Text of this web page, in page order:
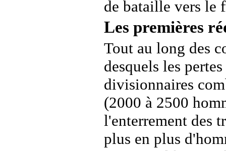
de bataille vers le
Les premières
Tout au long des
desquels les
divisionnaires
(2000 à 2500
l'enterrement des
plus en plus